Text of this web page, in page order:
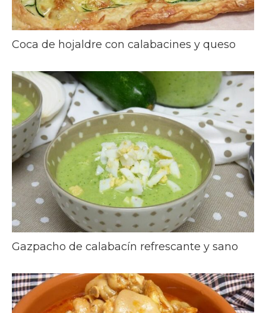
Coca de hojaldre con calabacines y queso
Gazpacho de calabacín refrescante y sano